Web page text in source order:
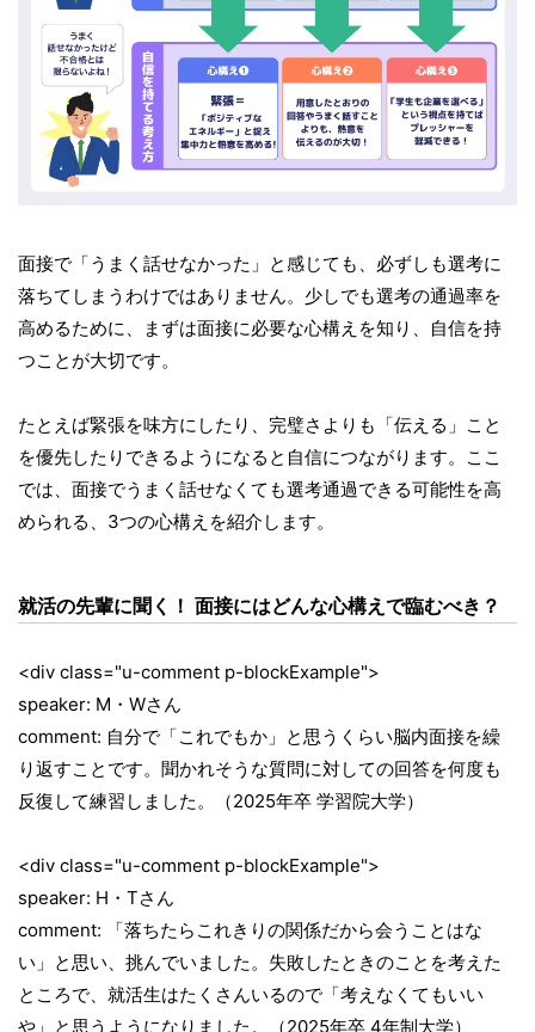
面接で「うまく話せなかった」と感じても、必ずしも選考に
落ちてしまうわけではありません。少しでも選考の通過率を
高めるために、まずは面接に必要な心構えを知り、自信を持
つことが大切です。
たとえば緊張を味方にしたり、完璧さよりも「伝える」こと
を優先したりできるようになると自信につながります。ここ
では、面接でうまく話せなくても選考通過できる可能性を高
められる、3つの心構えを紹介します。
就活の先輩に聞く！ 面接にはどんな心構えで臨むべき？
<div class="u-comment p-blockExample">
speaker: M・Wさん
comment: 自分で「これでもか」と思うくらい脳内面接を繰
り返すことです。聞かれそうな質問に対しての回答を何度も
反復して練習しました。（2025年卒 学習院大学）
<div class="u-comment p-blockExample">
speaker: H・Tさん
comment: 「落ちたらこれきりの関係だから会うことはな
い」と思い、挑んでいました。失敗したときのことを考えた
ところで、就活生はたくさんいるので「考えなくてもいい
や」と思うようになりました。（2025年卒 4年制大学）